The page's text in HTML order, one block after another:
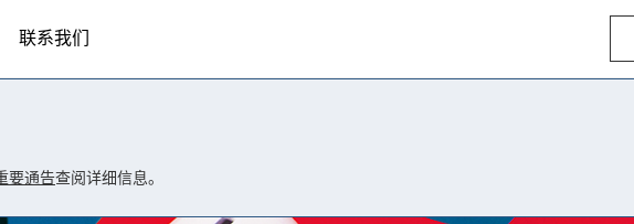
联系我们
要通告查阅详细信息。